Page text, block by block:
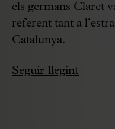
els germans Claret
referent tant a
Catalunya.
Seguir llegint